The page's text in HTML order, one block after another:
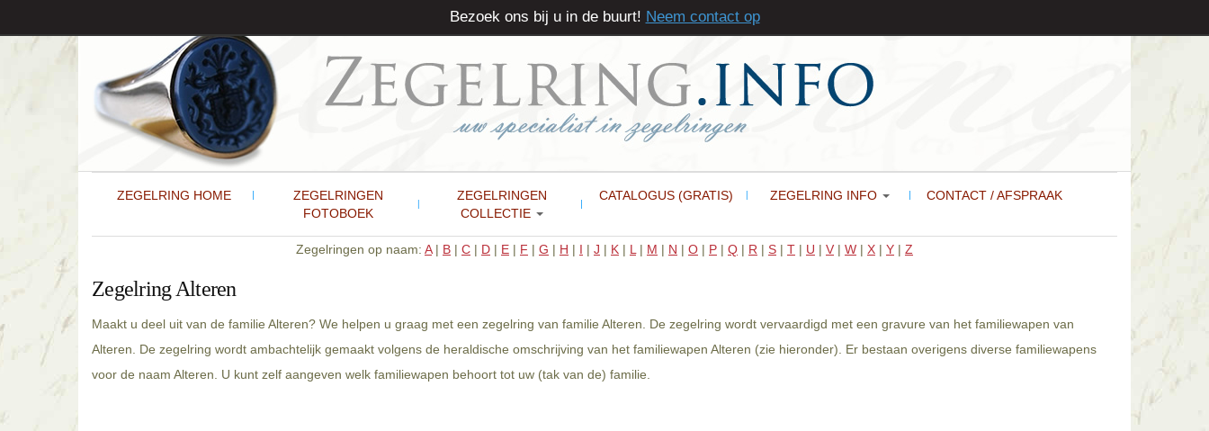
ZEGELRING HOME
ZEGELRINGEN
FOTOBOEK
ZEGELRINGEN
COLLECTIE
CATALOGUS (GRATIS) ZEGELRING INFO CONTACT / AFSPRAAK
Zegelringen op naam: A| B | C | D | E | F | G | H | I | J | K | L | M | N | O | P | Q | R | S | T | U | V | W | X | Y | Z
Zegelring Alteren
Maakt u deel uit van de familie Alteren? We helpen u graag met een zegelring van familie Alteren. De zegelring wordt vervaardigd met een gravure van het familiewapen van
Alteren. De zegelring wordt ambachtelijk gemaakt volgens de heraldische omschrijving van het familiewapen Alteren (zie hieronder). Er bestaan overigens diverse familiewapens
voor de naam Alteren. U kunt zelf aangeven welk familiewapen behoort tot uw (tak van de) familie.
Bezoek ons bij u in de buurt! Neem contact op